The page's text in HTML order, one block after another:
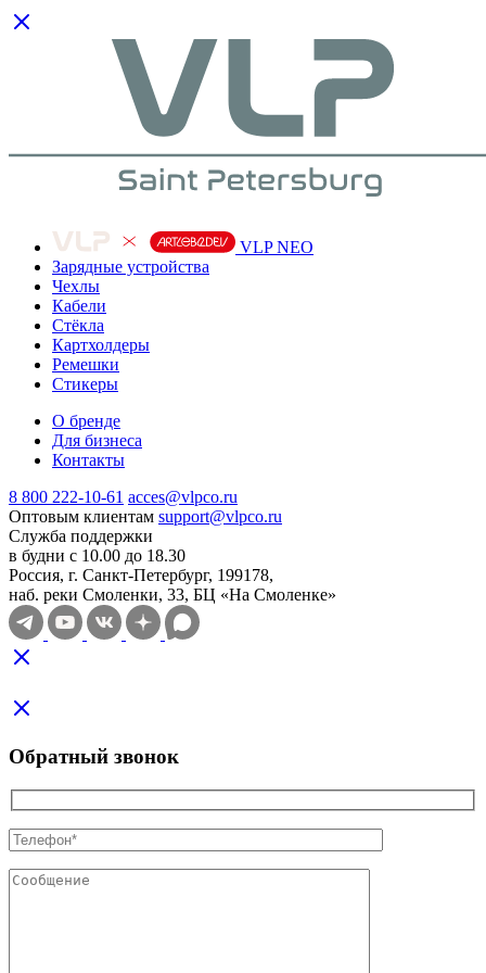
VLP NEO
Зарядные устройства
Чехлы
Кабели
Cтёкла
Картхолдеры
Ремешки
Стикеры
О бренде
Для бизнеса
Контакты
8 800 222-10-61 acces@vlpco.ru
Оптовым клиентам support@vlpco.ru
Служба поддержки
в будни с 10.00 до 18.30
Россия, г. Санкт-Петербург, 199178,
наб. реки Смоленки, 33, БЦ «На Смоленке»
Обратный звонок